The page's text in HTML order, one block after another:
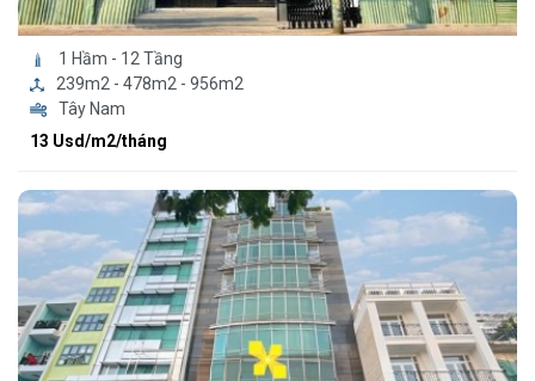
1 Hầm - 12 Tầng
239m2 - 478m2 - 956m2
Tây Nam
13 Usd/m2/tháng